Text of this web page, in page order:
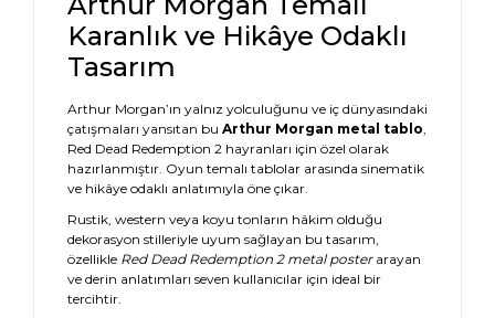
Karanlık ve Hikâye Odaklı
Tasarım
Arthur Morgan’ın yalnız yolculuğunu ve iç dünyasındaki
çatışmaları yansıtan bu Arthur Morgan metal tablo,
Red Dead Redemption 2 hayranları için özel olarak
hazırlanmıştır. Oyun temalı tablolar arasında sinematik
ve hikâye odaklı anlatımıyla öne çıkar.
Rustik, western veya koyu tonların hâkim olduğu
dekorasyon stilleriyle uyum sağlayan bu tasarım,
özellikle Red Dead Redemption 2 metal posterarayan
ve derin anlatımları seven kullanıcılar için ideal bir
tercihtir.